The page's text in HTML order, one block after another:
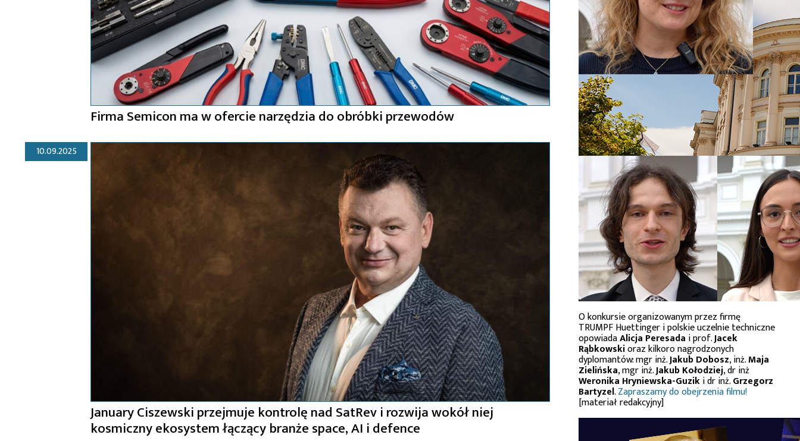
Firma Semicon ma w ofercie narzędzia do obróbki przewodów
10.09.2025
January Ciszewski przejmuje kontrolę nad SatRev i rozwija wokół niej
kosmiczny ekosystem łączący branże space, AI i defence
O konkursie organizowanym przez firmę
TRUMPF Huettinger i polskie uczelnie techniczne
opowiadaAlicja Peresada i prof.Jacek
Rąbkowskioraz kilkoro nagrodzonych
dyplomantów: mgr inż.Jakub Dobosz, inż.Maja
Zielińska, mgr inż.Jakub Kołodziej, dr inż
Weronika Hryniewska-Guziki dr inż.Grzegorz
Bartyzel.Zapraszamy do obejrzenia filmu!
[materiał redakcyjny]